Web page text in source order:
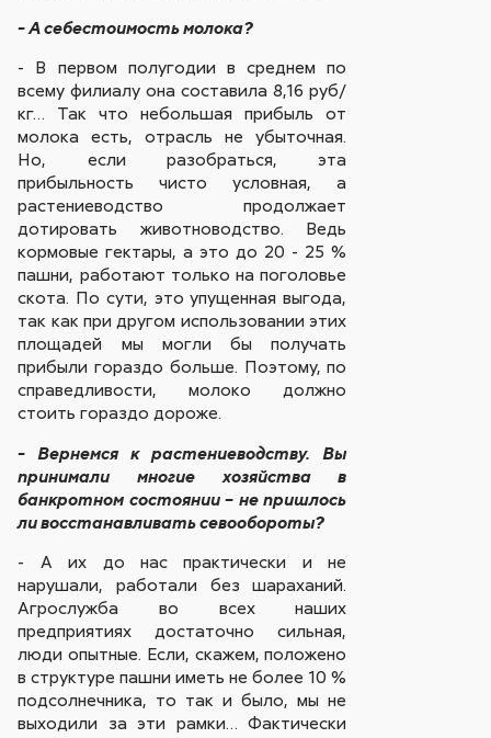
- А себестоимость молока?
- В первом полугодии в среднем по
всему филиалу она составила 8,16 руб/
кг… Так что небольшая прибыль от
молока есть, отрасль не убыточная.
Но, если разобраться, эта
прибыльность чисто условная, а
растениеводство продолжает
дотировать животноводство. Ведь
кормовые гектары, а это до 20 - 25 %
пашни, работают только на поголовье
скота. По сути, это упущенная выгода,
так как при другом использовании этих
площадей мы могли бы получать
прибыли гораздо больше. Поэтому, по
справедливости, молоко должно
стоить гораздо дороже.
- Вернемся к растениеводству. Вы
принимали многие хозяйства в
банкротном состоянии – не пришлось
ли восстанавливать севообороты?
- А их до нас практически и не
нарушали, работали без шараханий.
Агрослужба во всех наших
предприятиях достаточно сильная,
люди опытные. Если, скажем, положено
в структуре пашни иметь не более 10 %
подсолнечника, то так и было, мы не
выходили за эти рамки… Фактически